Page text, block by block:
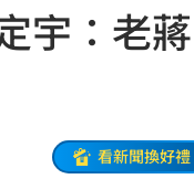
宇：老蔣
看新聞換好禮